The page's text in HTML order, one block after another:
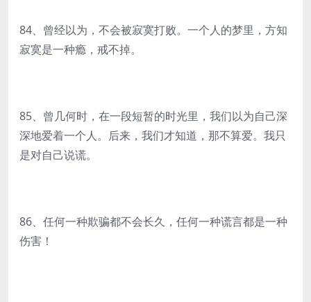
84、曾经以为，不会被寂寞打败。一个人的梦里，方知
寂寞是一种瘾，戒不掉。
85、曾几何时，在一段短暂的时光里，我们以为自己深
深地爱着一个人。后来，我们才知道，那不算爱。我只
是对自己说谎。
86、任何一种欺骗都不会长久，任何一种谎言都是一种
伤害！